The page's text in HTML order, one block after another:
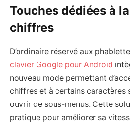
Touches dédiées à
chiffres
D’ordinaire réservé aux
clavier Google pour Android
nouveau mode permettant
chiffres et à certains caractères
ouvrir de sous-menus. Cette
pratique pour améliorer sa